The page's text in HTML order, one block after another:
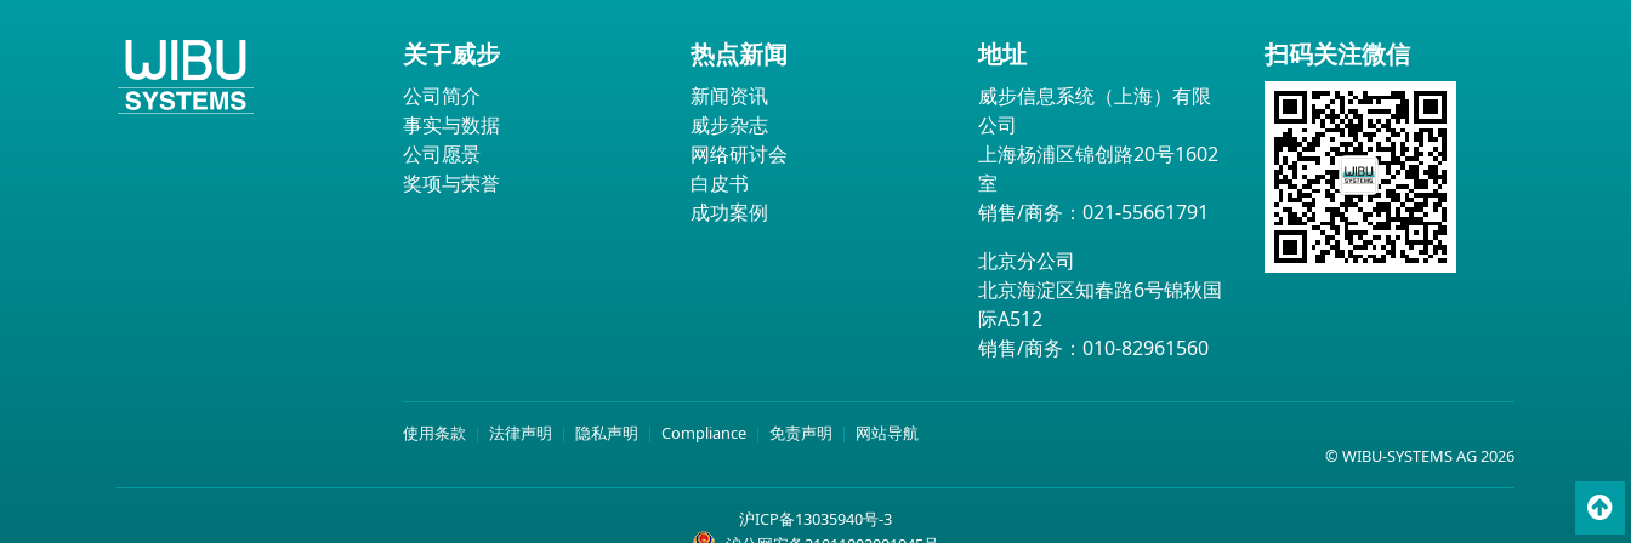
To
top
关于威步
公司简介
事实与数据
公司愿景
奖项与荣誉
热点新闻
新闻资讯
威步杂志
网络研讨会
白皮书
成功案例
地址
威步信息系统（上海）有限
公司
上海杨浦区锦创路20号1602
室
销售/商务：021-55661791
北京分公司
北京海淀区知春路6号锦秋国
际A512
销售/商务：010-82961560
扫码关注微信
使用条款 法律声明 隐私声明 Compliance 免责声明
网站导航
© WIBU-SYSTEMS AG 2026
沪ICP备13035940号-3